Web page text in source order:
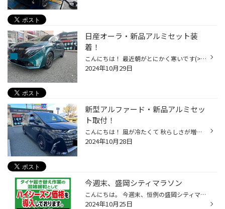
日産オーラ・新品アルミセット装
着！
こんにちは！ 最近朝がとにかく寒いです(>_<) 朝が弱い私には ツラいですが… 頑張って起きますw 本日ご紹介するのは、 日産・オーラの 新品アルミセット装着です！ こちらのおクルマなんと 先月納車したばかり！ キラキラのピカピカですね！ 装着したのは、 BLIZZAK VRX3 + ECO FORME CRS20 MPL サ...
2024年10月29日
新型アルファード・新品アルミセッ
ト取付！
こんにちは！ 風が冷たくて 秋らしさが増してきましたね。 本日ご紹介する作業は、 新型アルファードの 新品アルミセット装着です！ 納車にお時間がかかりましたが、 それに合わせて事前に スタッドレスタイヤのご相談を していただき、 ついに装着です！ 取り付けたのは、 BLIZZAK VRX3 + ECO FORM...
2024年10月28日
今週末、盛岡シティマラソン
こんにちは。 今週末、恒例の盛岡シティマラソンが開催されます。 当店にお越しの際は、交通規制も各所で行われます。 お時間に余裕を持って、お気をつけてご来店くださいませ。 タイヤ交換のでご予約は、お早めに‼️
2024年10月25日